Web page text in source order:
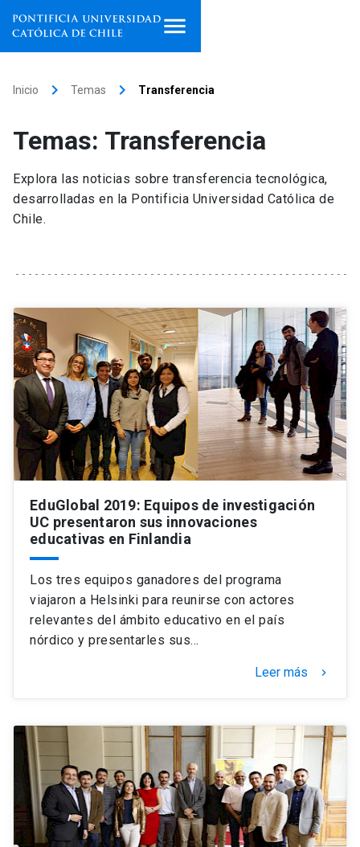
Facultades, escuelas e
institutos
Investigación
Vinculación
Universidad
Información para keyboard_arrow_down
Futuros estudiantes
Académicos
Alumni launch
Padres y familia
Go to english site launch
Admisión launch
Mi Cuenta UC
Correo UC launch
Inicio keyboard_arrow_right Temas keyboard_arrow_right Transferencia
Temas: Transferencia
Explora las noticias sobre transferencia tecnológica,
desarrolladas en la Pontificia Universidad Católica de
Chile.
EduGlobal 2019: Equipos de investigación
UC presentaron sus innovaciones
educativas en Finlandia
Los tres equipos ganadores del programa
viajaron a Helsinki para reunirse con actores
relevantes del ámbito educativo en el país
nórdico y presentarles sus…
Leer más keyboard_arrow_right